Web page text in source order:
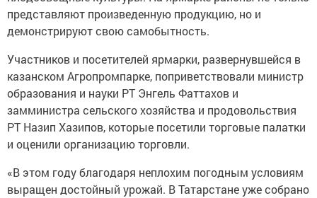
представляют произведенную продукцию, но и
демонстрируют свою самобытность.
Участников и посетителей ярмарки, развернувшейся в
казанском Агропромпарке, поприветствовали министр
образования и науки РТ Энгель Фаттахов и
замминистра сельского хозяйства и продовольствия
РТ Назип Хазипов, которые посетили торговые палатки
и оценили организацию торговли.
«В этом году благодаря неплохим погодным условиям
выращен достойный урожай. В Татарстане уже собрано